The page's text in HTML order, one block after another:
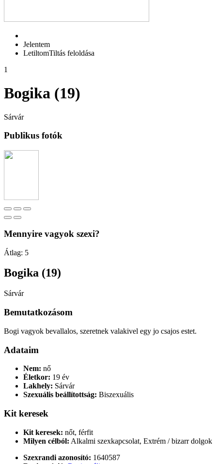
Jelentem
LetiltomTiltás feloldása
1
Bogika (19)
Sárvár
Publikus fotók
Mennyire vagyok szexi?
Átlag: 5
Bogika (19)
Sárvár
Bemutatkozásom
Bogi vagyok bevallalos, szeretnek valakivel egy jo csajos estet.
Adataim
Nem: nő
Életkor: 19 év
Lakhely: Sárvár
Szexuális beállítottság: Biszexuális
Kit keresek
Kit keresek: nőt, férfit
Milyen célból: Alkalmi szexkapcsolat, Extrém / bizarr dolgok
Szexrandi azonosító: 1640587